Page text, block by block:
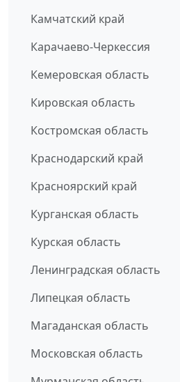
Камчатский край
Карачаево-Черкессия
Кемеровская область
Кировская область
Костромская область
Краснодарский край
Красноярский край
Курганская область
Курская область
Ленинградская область
Липецкая область
Магаданская область
Московская область